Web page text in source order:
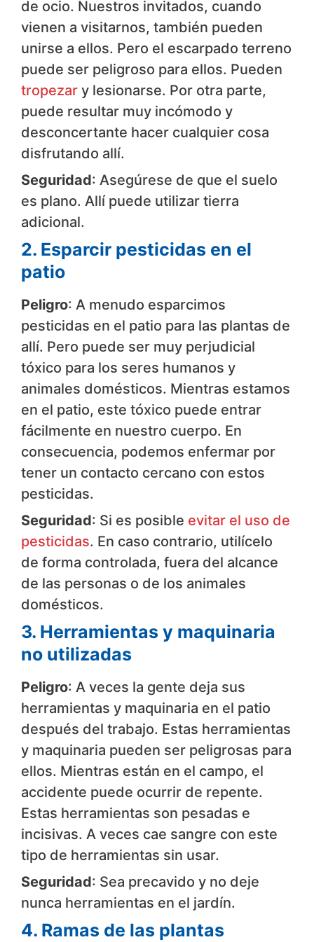
de ocio. Nuestros invitados, cuando
vienen a visitarnos, también pueden
unirse a ellos. Pero el escarpado terreno
puede ser peligroso para ellos. Pueden
tropezar y lesionarse. Por otra parte,
puede resultar muy incómodo y
desconcertante hacer cualquier cosa
disfrutando allí.
Seguridad: Asegúrese de que el suelo
es plano. Allí puede utilizar tierra
adicional.
2. Esparcir pesticidas en el
patio
Peligro: A menudo esparcimos
pesticidas en el patio para las plantas de
allí. Pero puede ser muy perjudicial
tóxico para los seres humanos y
animales domésticos. Mientras estamos
en el patio, este tóxico puede entrar
fácilmente en nuestro cuerpo. En
consecuencia, podemos enfermar por
tener un contacto cercano con estos
pesticidas.
Seguridad: Si es posible evitar el uso de
pesticidas. En caso contrario, utilícelo
de forma controlada, fuera del alcance
de las personas o de los animales
domésticos.
3. Herramientas y maquinaria
no utilizadas
Peligro: A veces la gente deja sus
herramientas y maquinaria en el patio
después del trabajo. Estas herramientas
y maquinaria pueden ser peligrosas para
ellos. Mientras están en el campo, el
accidente puede ocurrir de repente.
Estas herramientas son pesadas e
incisivas. A veces cae sangre con este
tipo de herramientas sin usar.
Seguridad: Sea precavido y no deje
nunca herramientas en el jardín.
4. Ramas de las plantas